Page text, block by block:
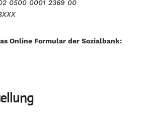
0500 0001 2369 00
Online Formular der Sozialbank: